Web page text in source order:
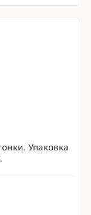
Упаковка